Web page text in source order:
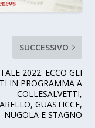
SUCCESSIVO
2022: ECCO GLI
IN PROGRAMMA A
COLLESALVETTI,
GUASTICCE,
NUGOLA E STAGNO